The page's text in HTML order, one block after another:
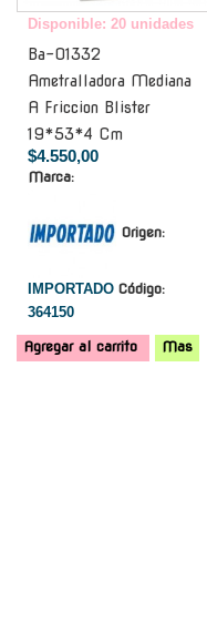
Disponible: 20 unidades
Ba-01332
Ametralladora Mediana
A Friccion Blister
19*53*4 Cm
$4.550,00
Marca:
Origen:
IMPORTADO Código:
364150
Agregar al carrito Mas